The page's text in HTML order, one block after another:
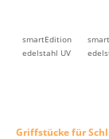
smartEdition
edelstahl UV
Griffstücke für